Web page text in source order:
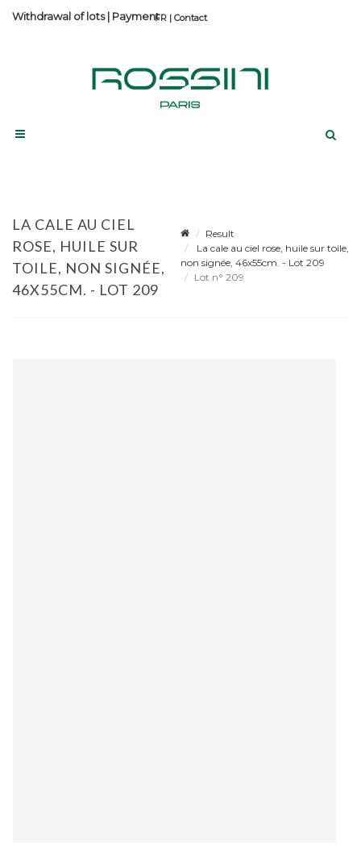
Contact
Withdrawal of lots| Payment
LA CALE AU CIEL
ROSE, HUILE SUR
TOILE, NON SIGNÉE,
46X55CM. - LOT 209
Result
La cale au ciel rose, huile sur toile,
non signée, 46x55cm. - Lot 209
Lot n° 209